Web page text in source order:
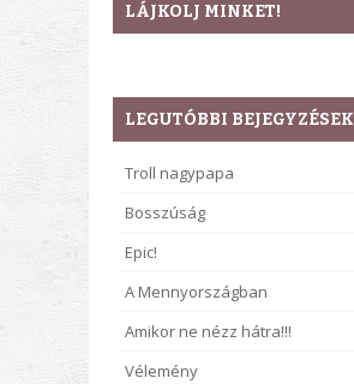
LÁJKOLJ MINKET!
LEGUTÓBBI BEJEGYZÉSEK
Troll nagypapa
Bosszúság
Epic!
A Mennyországban
Amikor ne nézz hátra!!!
Vélemény